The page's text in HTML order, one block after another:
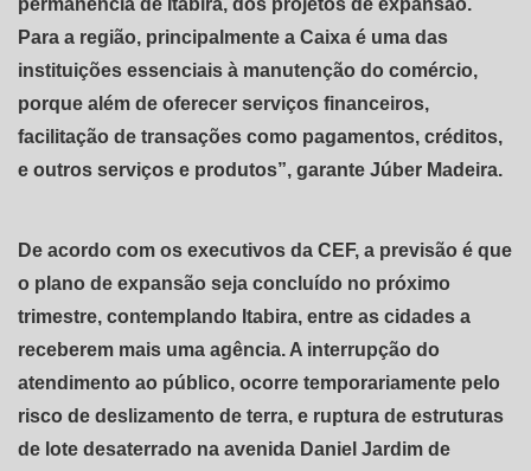
permanência de Itabira, dos projetos de expansão.
Para a região, principalmente a Caixa é uma das
instituições essenciais à manutenção do comércio,
porque além de oferecer serviços financeiros,
facilitação de transações como pagamentos, créditos,
e outros serviços e produtos”, garante Júber Madeira.
De acordo com os executivos da CEF, a previsão é que
o plano de expansão seja concluído no próximo
trimestre, contemplando Itabira, entre as cidades a
receberem mais uma agência. A interrupção do
atendimento ao público, ocorre temporariamente pelo
risco de deslizamento de terra, e ruptura de estruturas
de lote desaterrado na avenida Daniel Jardim de